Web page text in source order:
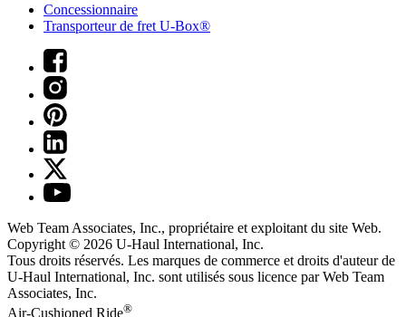
Concessionnaire
Transporteur de fret U-Box®
Web Team Associates, Inc., propriétaire et exploitant du site Web.
Copyright © 2026 U-Haul International, Inc.
Tous droits réservés. Les marques de commerce et droits d'auteur de
U-Haul International, Inc. sont utilisés sous licence par Web Team
Associates, Inc.
Air-Cushioned Ride®